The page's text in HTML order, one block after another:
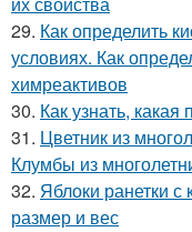
29. Как определить
условиях. Как
химреактивов
30. Как узнать,
31. Цветник из
Клумбы из
32. Яблоки ранетки с
размер и вес